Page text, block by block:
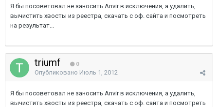
Я бы посоветовал не заносить Anvir в исключения, а удалить,
вычистить хвосты из реестра, скачать с оф. сайта и посмотреть
на результат...
triumf 0
Опубликовано Июль 1, 2012
Я бы посоветовал не заносить Anvir в исключения, а удалить,
вычистить хвосты из реестра, скачать с оф. сайта и посмотреть